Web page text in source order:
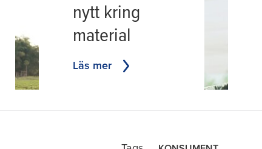
nytt kring
material
Läs mer